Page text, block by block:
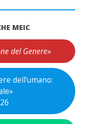
MEIC
del Genere»
dell’umano:
»